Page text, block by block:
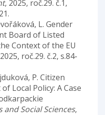
, 2025, roč.29. č.1,
L. Gender
Board of Listed
Context of the EU
roč.29. č.2, s.84-
P. Citizen
Local Policy: A Case
and Social Sciences,